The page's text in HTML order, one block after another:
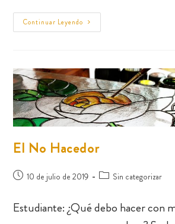
Continuar Leyendo
El No Hacedor
10 de julio de 2019 Sin categorizar
Estudiante: ¿Qué debo hacer con